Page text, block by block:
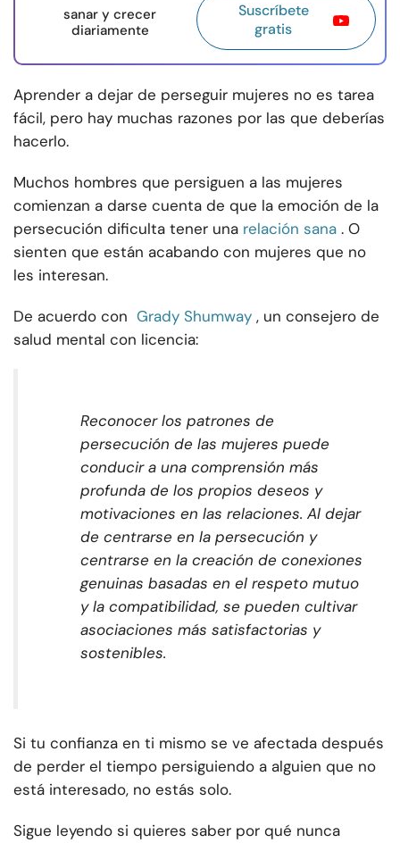
sanar y crecer
diariamente
Suscríbete
gratis
Aprender a dejar de perseguir mujeres no es tarea
fácil, pero hay muchas razones por las que deberías
hacerlo.
Muchos hombres que persiguen a las mujeres
comienzan a darse cuenta de que la emoción de la
persecución dificulta tener una relación sana . O
sienten que están acabando con mujeres que no
les interesan.
De acuerdo con Grady Shumway , un consejero de
salud mental con licencia:
Reconocer los patrones de
persecución de las mujeres puede
conducir a una comprensión más
profunda de los propios deseos y
motivaciones en las relaciones. Al dejar
de centrarse en la persecución y
centrarse en la creación de conexiones
genuinas basadas en el respeto mutuo
y la compatibilidad, se pueden cultivar
asociaciones más satisfactorias y
sostenibles.
Si tu confianza en ti mismo se ve afectada después
de perder el tiempo persiguiendo a alguien que no
está interesado, no estás solo.
Sigue leyendo si quieres saber por qué nunca